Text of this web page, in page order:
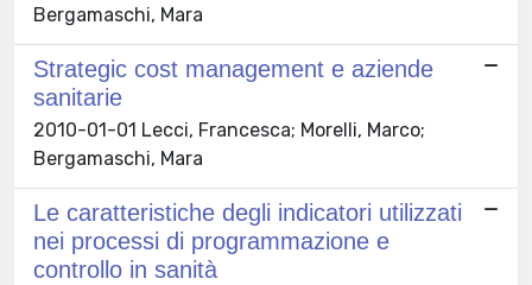
Bergamaschi, Mara
Strategic cost management e aziende
sanitarie
2010-01-01 Lecci, Francesca; Morelli, Marco;
Bergamaschi, Mara
Le caratteristiche degli indicatori utilizzati
nei processi di programmazione e
controllo in sanità